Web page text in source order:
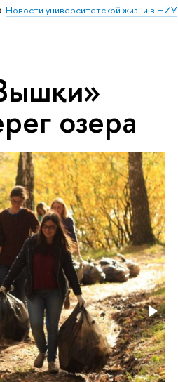
Новости университетской жизни в НИУ
озера